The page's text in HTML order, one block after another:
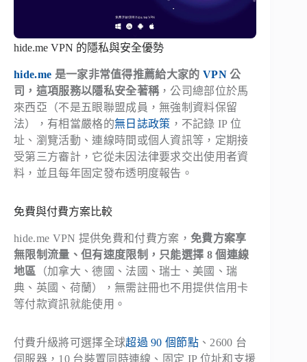
hide.me VPN 的隱私與安全優勢
hide.me 是一家非常值得推薦給大家的VPN 公
司，這項服務以隱私安全著稱，公司總部位於馬
來西亞（不是五眼聯盟成員，無強制資料保留
法），有相當嚴格的無日誌政策 ，不記錄 IP 位
址、瀏覽活動、連線時間或個人資訊等，定期接
受第三方審計，它從未因法律要求交出使用者資
料，並且每年固定發布透明度報告。
免費與付費方案比較
hide.me VPN 提供免費和付費方案，免費方案享
無限制流量、但有速度限制，只能選擇 8 個連線
地區 （加拿大、德國、法國、瑞士、美國、瑞
典、英國、荷蘭），無需註冊也不用提供信用卡
等付款資訊就能使用。
付費升級將可選擇全球超過 90 個節點 、2600 台
伺服器，10 台裝置同時連線、固定 IP 位址和支援